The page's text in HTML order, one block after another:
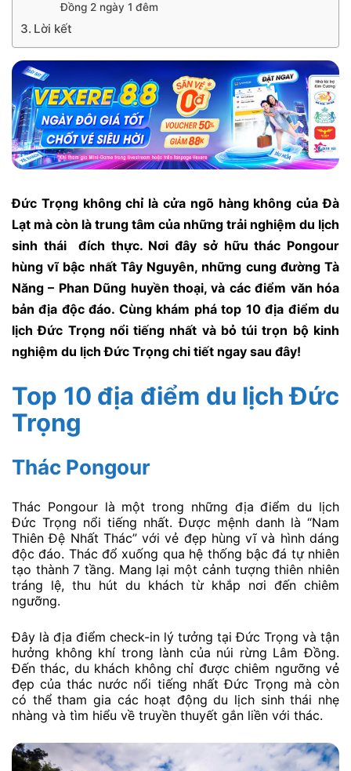
Đồng 2 ngày 1 đêm
Lời kết
Đức Trọng không chỉ là cửa ngõ hàng không của Đà
Lạt mà còn là trung tâm của những trải nghiệm du lịch
sinh thái đích thực. Nơi đây sở hữu thác Pongour
hùng vĩ bậc nhất Tây Nguyên, những cung đường Tà
Năng – Phan Dũng huyền thoại, và các điểm văn hóa
bản địa độc đáo. Cùng khám phá top 10 địa điểm du
lịch Đức Trọng nổi tiếng nhất và bỏ túi trọn bộ kinh
nghiệm du lịch Đức Trọng chi tiết ngay sau đây!
Top 10 địa điểm du lịch Đức
Trọng
Thác Pongour
Thác Pongour là một trong những địa điểm du lịch
Đức Trọng nổi tiếng nhất. Được mệnh danh là “Nam
Thiên Đệ Nhất Thác” với vẻ đẹp hùng vĩ và hình dáng
độc đáo. Thác đổ xuống qua hệ thống bậc đá tự nhiên
tạo thành 7 tầng. Mang lại một cảnh tượng thiên nhiên
tráng lệ, thu hút du khách từ khắp nơi đến chiêm
ngưỡng.
Đây là địa điểm check-in lý tưởng tại Đức Trọng và tận
hưởng không khí trong lành của núi rừng Lâm Đồng.
Đến thác, du khách không chỉ được chiêm ngưỡng vẻ
đẹp của thác nước nổi tiếng nhất Đức Trọng mà còn
có thể tham gia các hoạt động du lịch sinh thái nhẹ
nhàng và tìm hiểu về truyền thuyết gắn liền với thác.